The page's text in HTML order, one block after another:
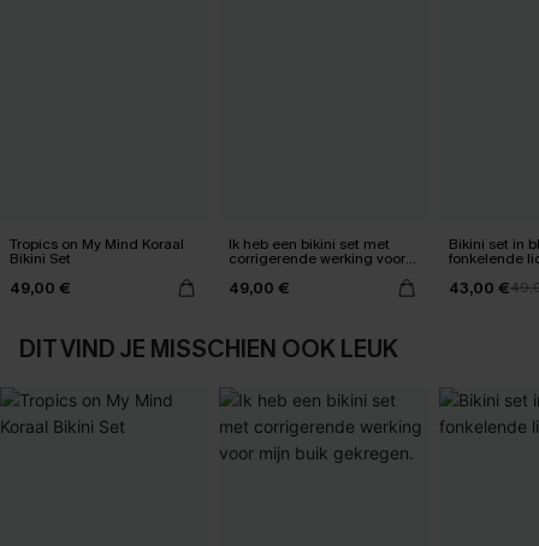
Tropics on My Mind Koraal
Bikini Set
49,00 €
Ik heb een bikini set met
corrigerende werking voor
49,00 €
Bikini set in
fonkelende
43,00 €
DIT VIND JE MISSCHIEN OOK LEUK